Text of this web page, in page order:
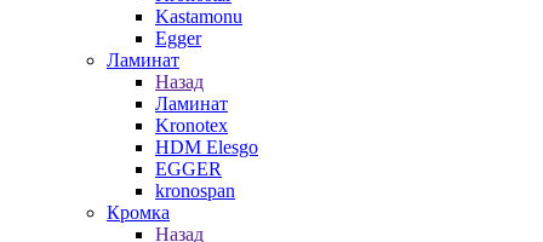
Kastamonu
Egger
Ламинат
Назад
Ламинат
Kronotex
HDM Elesgo
EGGER
kronospan
Кромка
Назад